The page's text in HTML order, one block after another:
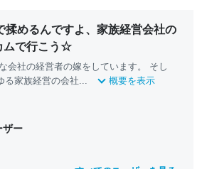
揉めるんですよ、家族経営会社の
ムで行こう☆
会社の経営者の嫁をしています。 そし
る家族経営の会社...
概要を表示
ザー